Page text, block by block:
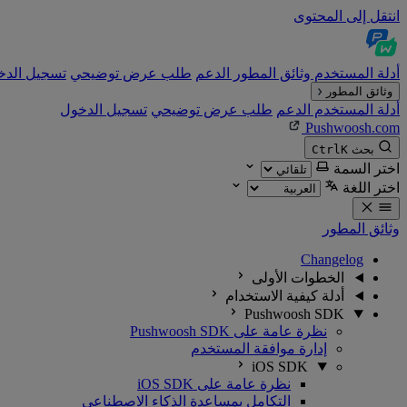
انتقل إلى المحتوى
أدلة المستخدم وثائق المطور الدعم طلب عرض توضيحي تسجيل
وثائق المطور
أدلة المستخدم الدعم طلب عرض توضيحي تسجيل الدخول
Pushwoosh.com
بحث CtrlK
اختر السمة
اختر اللغة
وثائق المطور
Changelog
الخطوات الأولى
أدلة كيفية الاستخدام
Pushwoosh SDK
نظرة عامة على Pushwoosh SDK
إدارة موافقة المستخدم
iOS SDK
نظرة عامة على iOS SDK
التكامل بمساعدة الذكاء الاصطناعي